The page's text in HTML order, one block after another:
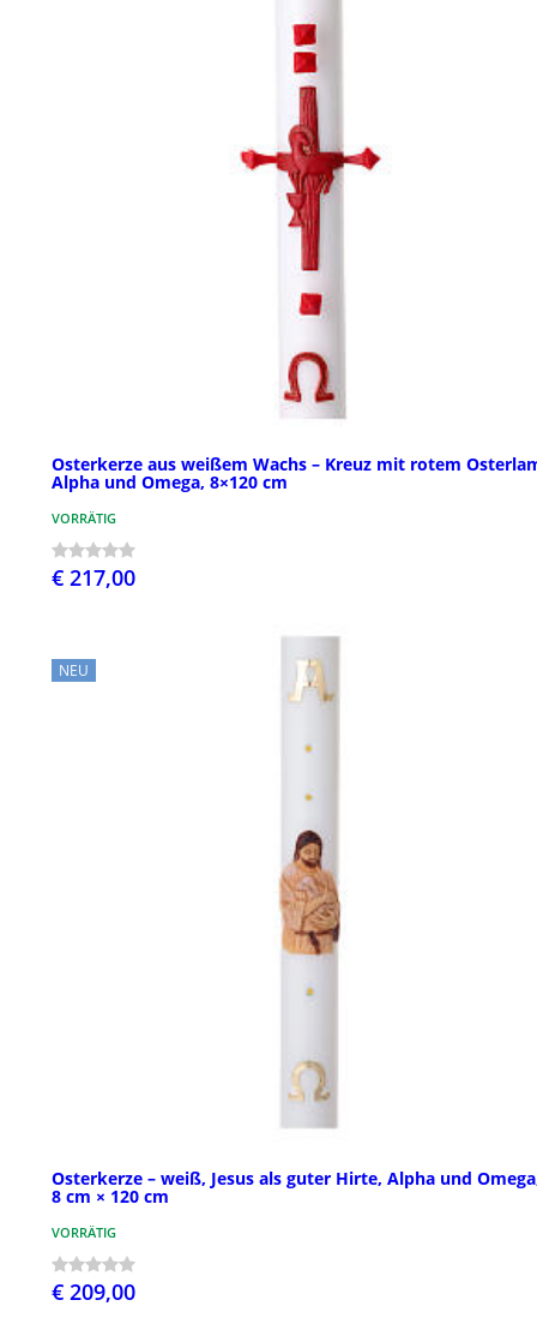
Osterkerze aus weißem Wachs – Kreuz mit rotem
Alpha und Omega, 8×120 cm
VORRÄTIG
€ 217,00
NEU
Osterkerze – weiß, Jesus als guter Hirte, Alpha und
8 cm × 120 cm
VORRÄTIG
€ 209,00